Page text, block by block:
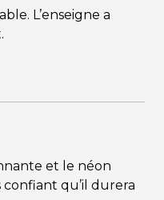
L’enseigne a
et le néon
confiant qu’il durera